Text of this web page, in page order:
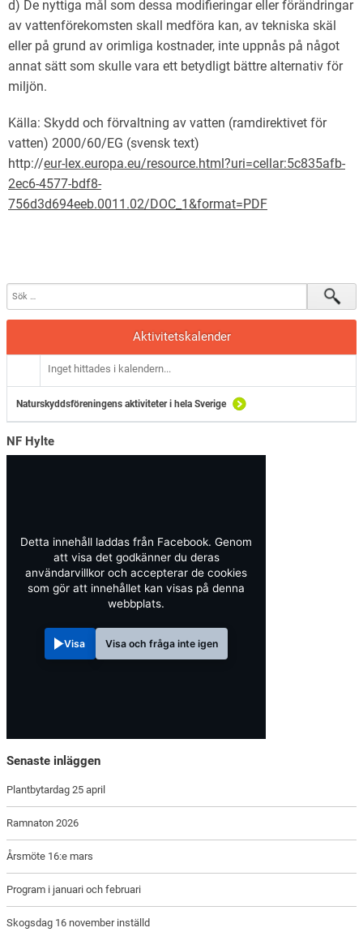
d) De nyttiga mål som dessa modifieringar eller förändringar
av vattenförekomsten skall medföra kan, av tekniska skäl
eller på grund av orimliga kostnader, inte uppnås på något
annat sätt som skulle vara ett betydligt bättre alternativ för
miljön.
Källa: Skydd och förvaltning av vatten (ramdirektivet för
vatten) 2000/60/EG (svensk text)
http://eur-lex.europa.eu/resource.html?uri=cellar:5c835afb-
2ec6-4577-bdf8-
756d3d694eeb.0011.02/DOC_1&format=PDF
Aktivitetskalender
Inget hittades i kalendern...
Naturskyddsföreningens aktiviteter i hela Sverige
NF Hylte
Detta innehåll laddas från Facebook. Genom
att visa det godkänner du deras
användarvillkor och accepterar de cookies
som gör att innehållet kan visas på denna
webbplats.
Visa Visa och fråga inte igen
Senaste inläggen
Plantbytardag 25 april
Ramnaton 2026
Årsmöte 16:e mars
Program i januari och februari
Skogsdag 16 november inställd